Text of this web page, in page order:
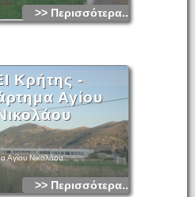
>> Περισσότερα...
Κρήτης -
Αγίου
Αγίου Νικολάου
>> Περισσότερα...